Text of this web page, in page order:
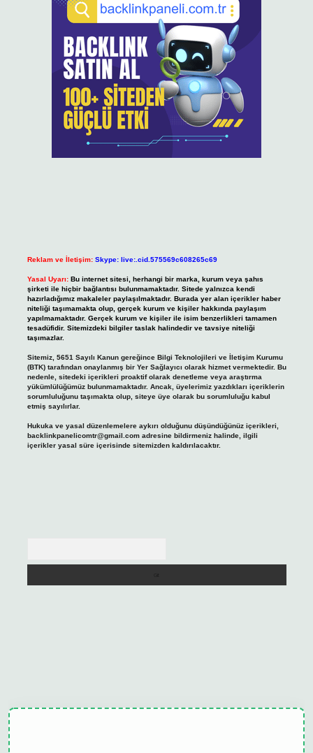
Reklam ve İletişim: Skype: live:.cid.575569c608265c69
Yasal Uyarı: Bu internet sitesi, herhangi bir marka, kurum veya şahıs
şirketi ile hiçbir bağlantısı bulunmamaktadır. Sitede yalnızca kendi
hazırladığımız makaleler paylaşılmaktadır. Burada yer alan içerikler haber
niteliği taşımamakta olup, gerçek kurum ve kişiler hakkında paylaşım
yapılmamaktadır. Gerçek kurum ve kişiler ile isim benzerlikleri tamamen
tesadüfidir. Sitemizdeki bilgiler taslak halindedir ve tavsiye niteliği
taşımazlar.
Sitemiz, 5651 Sayılı Kanun gereğince Bilgi Teknolojileri ve İletişim Kurumu
(BTK) tarafından onaylanmış bir Yer Sağlayıcı olarak hizmet vermektedir. Bu
nedenle, sitedeki içerikleri proaktif olarak denetleme veya araştırma
yükümlülüğümüz bulunmamaktadır. Ancak, üyelerimiz yazdıkları içeriklerin
sorumluluğunu taşımakta olup, siteye üye olarak bu sorumluluğu kabul
etmiş sayılırlar.
Hukuka ve yasal düzenlemelere aykırı olduğunu düşündüğünüz içerikleri,
backlinkpanelicomtr@gmail.comadresine bildirmeniz halinde, ilgili
içerikler yasal süre içerisinde sitemizden kaldırılacaktır.